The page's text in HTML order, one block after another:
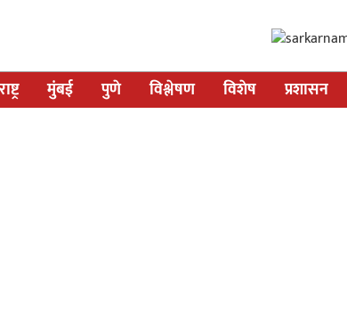
मुंबई पुणे विश्लेषण विशेष प्रशासन